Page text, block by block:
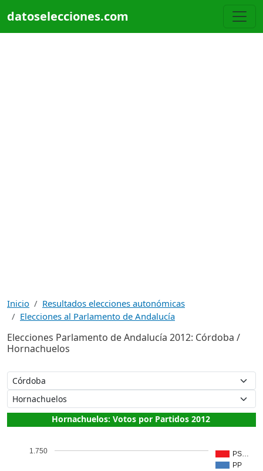
datoselecciones.com
Inicio
Resultados elecciones autonómicas
Elecciones al Parlamento de Andalucía
Elecciones Parlamento de Andalucía 2012: Córdoba /
Hornachuelos
Hornachuelos: Votos por Partidos 2012
PS…
PP
1.750